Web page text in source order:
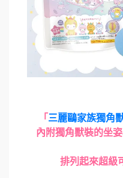
「 三麗鷗家族獨角
內附獨角獸裝的坐
排列起來超級